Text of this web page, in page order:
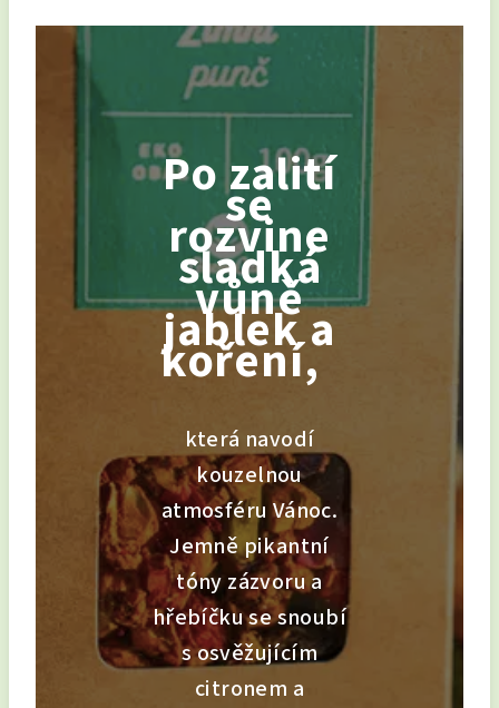
Po zalití
se
rozvine
sladká
vůně
jablek a
koření,
která navodí
kouzelnou
atmosféru Vánoc.
Jemně pikantní
tóny zázvoru a
hřebíčku se snoubí
s osvěžujícím
citronem a